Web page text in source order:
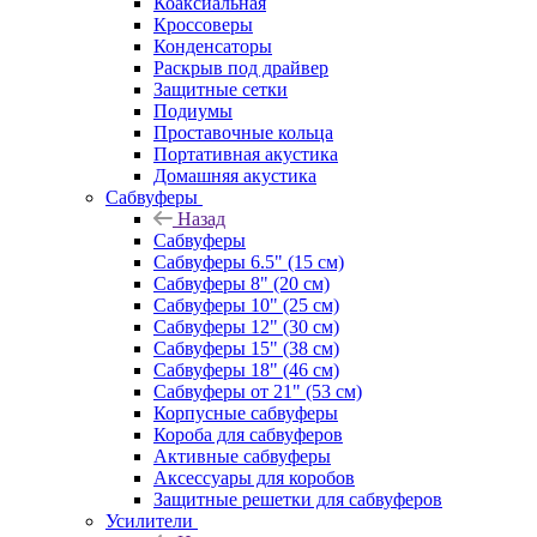
Кроссоверы
Конденсаторы
Раскрыв под драйвер
Защитные сетки
Подиумы
Проставочные кольца
Портативная акустика
Домашняя акустика
Сабвуферы
Назад
Сабвуферы
Сабвуферы 6.5" (15 см)
Сабвуферы 8" (20 см)
Сабвуферы 10" (25 см)
Сабвуферы 12" (30 см)
Сабвуферы 15" (38 см)
Сабвуферы 18" (46 см)
Сабвуферы от 21" (53 см)
Корпусные сабвуферы
Короба для сабвуферов
Активные сабвуферы
Аксессуары для коробов
Защитные решетки для сабвуферов
Усилители